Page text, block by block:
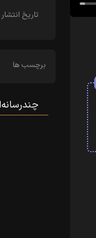
تاریخ انتشار
برچسب ها